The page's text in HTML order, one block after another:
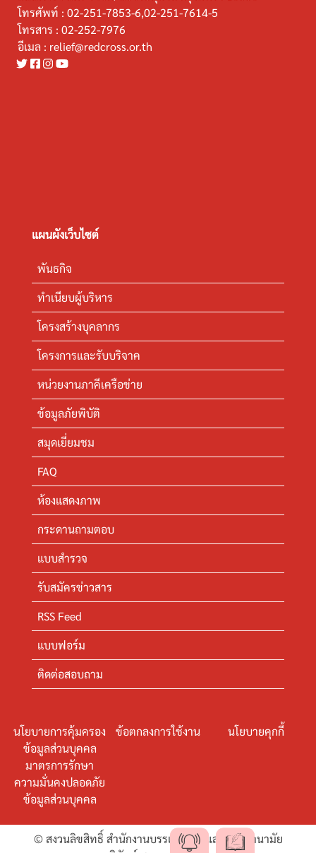
โทรศัพท์ : 02-251-7853-6,02-251-7614-5
โทรสาร : 02-252-7976
อีเมล : relief@redcross.or.th
แผนผังเว็บไซต์
พันธกิจ
ทำเนียบผู้บริหาร
โครงสร้างบุคลากร
โครงการและรับบริจาค
หน่วยงานภาคีเครือข่าย
ข้อมูลภัยพิบัติ
สมุดเยี่ยมชม
FAQ
ห้องแสดงภาพ
กระดานถามตอบ
แบบสำรวจ
รับสมัครข่าวสาร
RSS Feed
แบบฟอร์ม
ติดต่อสอบถาม
นโยบายการคุ้มครอง
ข้อมูลส่วนบุคคล
ข้อตกลงการใช้งาน นโยบายคุกกี้
มาตรการรักษา
ความมั่นคงปลอดภัย
ข้อมูลส่วนบุคคล
© สงวนลิขสิทธิ์ สำนักงานบรรเทาทุกข์และประชานามัย